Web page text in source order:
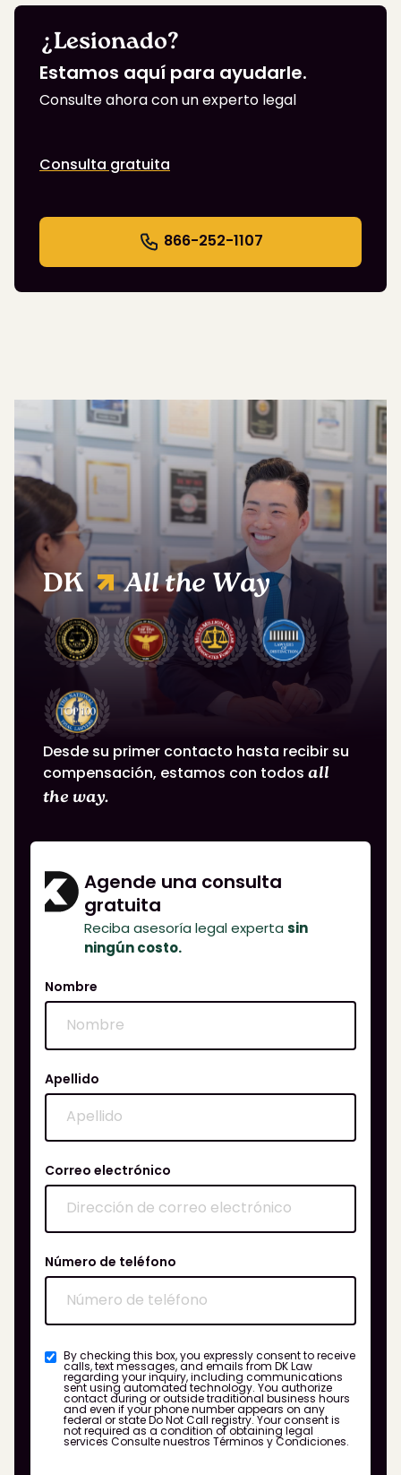
¿Lesionado?
Estamos aquí para ayudarle.
Consulte ahora con un experto legal
Consulta gratuita
866-252-1107
DK All the Way
Desde su primer contacto hasta recibir su
compensación, estamos con todos all
the way.
Agende una consulta
gratuita
Reciba asesoría legal experta sin
ningún costo.
Nombre
Apellido
Correo electrónico
Número de teléfono
By checking this box, you expressly consent to receive
calls, text messages, and emails from DK Law
regarding your inquiry, including communications
sent using automated technology. You authorize
contact during or outside traditional business hours
and even if your phone number appears on any
federal or state Do Not Call registry. Your consent is
not required as a condition of obtaining legal
services Consulte nuestros Términos y Condiciones.